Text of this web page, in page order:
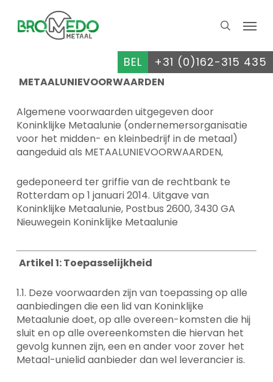
main
search
Menu
BEL +31 (0)162-315 435
METAALUNIEVOORWAARDEN
Algemene voorwaarden uitgegeven door
Koninklijke Metaalunie (ondernemersorganisatie
voor het midden- en kleinbedrijf in de metaal)
aangeduid als METAALUNIEVOORWAARDEN,
gedeponeerd ter griffie van de rechtbank te
Rotterdam op 1 januari 2014. Uitgave van
Koninklijke Metaalunie, Postbus 2600, 3430 GA
Nieuwegein Koninklijke Metaalunie
Artikel 1: Toepasselijkheid
1.1. Deze voorwaarden zijn van toepassing op alle
aanbiedingen die een lid van Koninklijke
Metaalunie doet, op alle overeen-komsten die hij
sluit en op alle overeenkomsten die hiervan het
gevolg kunnen zijn, een en ander voor zover het
Metaal-unielid aanbieder dan wel leverancier is.